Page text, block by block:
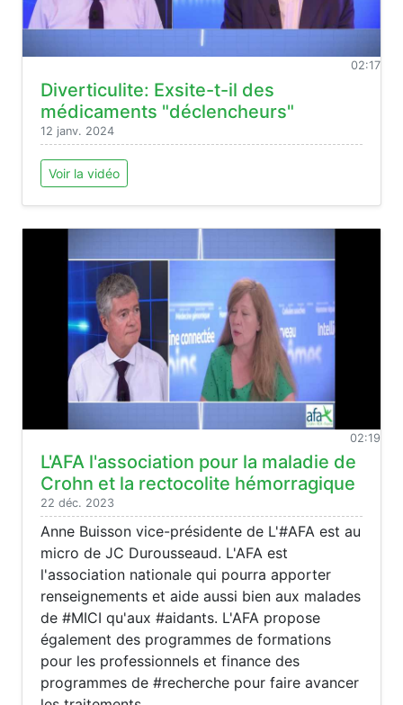
02:17
Diverticulite: Exsite-t-il des
médicaments "déclencheurs"
12 janv. 2024
Voir la vidéo
02:19
L'AFA l'association pour la maladie de
Crohn et la rectocolite hémorragique
22 déc. 2023
Anne Buisson vice-présidente de L'#AFA est au
micro de JC Durousseaud. L'AFA est
l'association nationale qui pourra apporter
renseignements et aide aussi bien aux malades
de #MICI qu'aux #aidants. L'AFA propose
également des programmes de formations
pour les professionnels et finance des
programmes de #recherche pour faire avancer